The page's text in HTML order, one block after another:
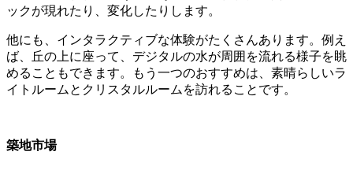
ックが現れたり、変化したりします。
他にも、インタラクティブな体験がたくさんあります。例え
ば、丘の上に座って、デジタルの水が周囲を流れる様子を眺
めることもできます。もう一つのおすすめは、素晴らしいラ
イトルームとクリスタルルームを訪れることです。
築地市場